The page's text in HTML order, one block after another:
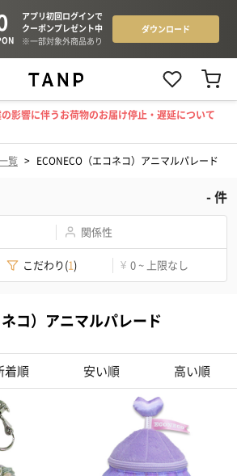
の影響に伴うお荷物のお届け停止・遅延について
覧 > ECONECO（エコネコ）アニマルパレード
-件
関係性
こだわり(1) ¥ 0 ~ 上限なし
コ）アニマルパレード
着順 安い順 高い順